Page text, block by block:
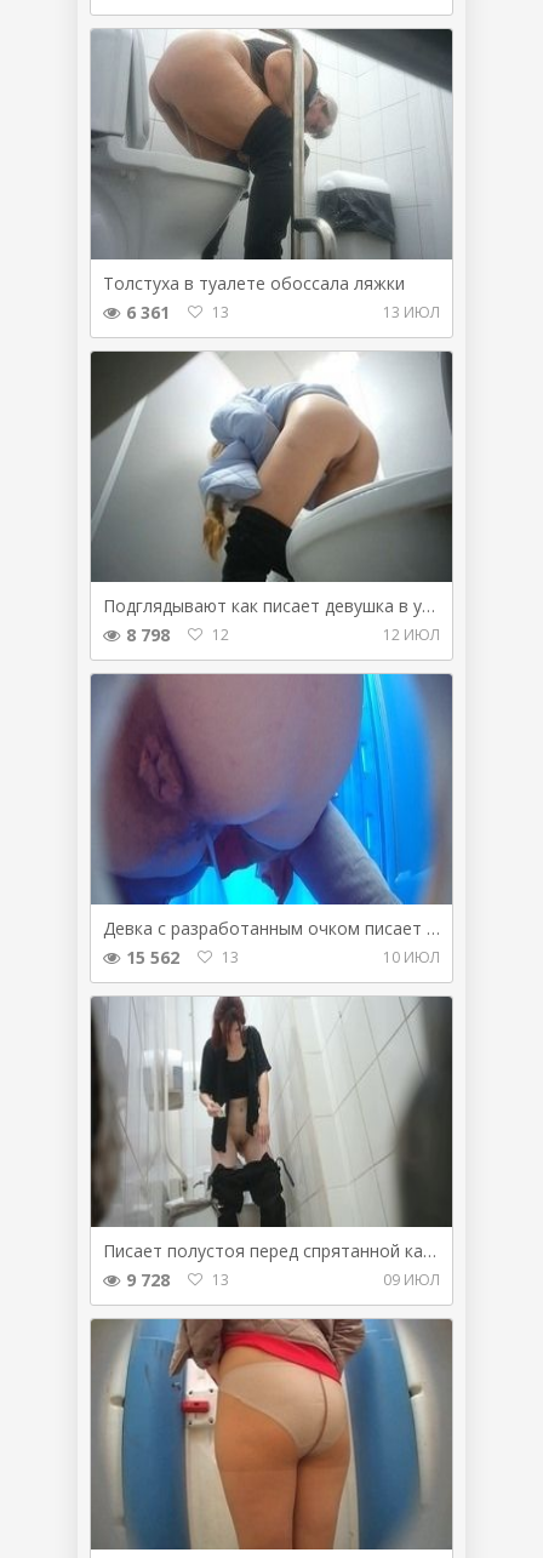
Толстуха в туалете обоссала ляжки
6 361
13 13 ИЮЛ
Подглядывают как писает девушка в уборной.
8 798
12 12 ИЮЛ
Девка с разработанным очком писает в туалете
15 562
13 10 ИЮЛ
Писает полустоя перед спрятанной камерой
9 728
13 09 ИЮЛ